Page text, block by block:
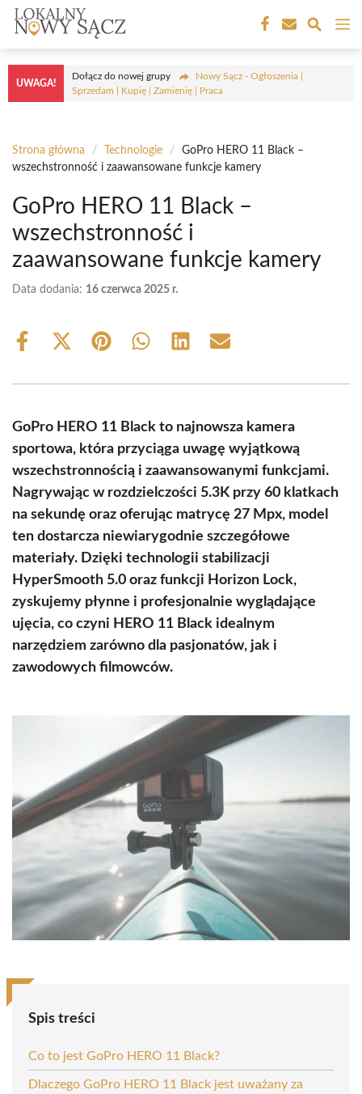
Przejdź
treści
UWAGA!
Dołącz do nowej grupy
Nowy Sącz - Ogłoszenia |
Sprzedam | Kupię | Zamienię | Praca
Strona główna / Technologie /
GoPro HERO 11 Black –
wszechstronność i zaawansowane funkcje kamery
GoPro HERO 11 Black –
wszechstronność i
zaawansowane funkcje kamery
Data dodania: 16 czerwca 2025 r.
Share
Share
(Twitter)
Share Share Share Share
GoPro HERO 11 Black to najnowsza kamera
sportowa, która przyciąga uwagę wyjątkową
wszechstronnością i zaawansowanymi funkcjami.
Nagrywając w rozdzielczości 5.3K przy 60 klatkach
na sekundę oraz oferując matrycę 27 Mpx, model
ten dostarcza niewiarygodnie szczegółowe
materiały. Dzięki technologii stabilizacji
HyperSmooth 5.0 oraz funkcji Horizon Lock,
zyskujemy płynne i profesjonalnie wyglądające
ujęcia, co czyni HERO 11 Black idealnym
narzędziem zarówno dla pasjonatów, jak i
zawodowych filmowców.
Spis treści
Co to jest GoPro HERO 11 Black?
Dlaczego GoPro HERO 11 Black jest uważany za